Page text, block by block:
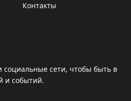
Контакты
сети, чтобы быть в
и событий.